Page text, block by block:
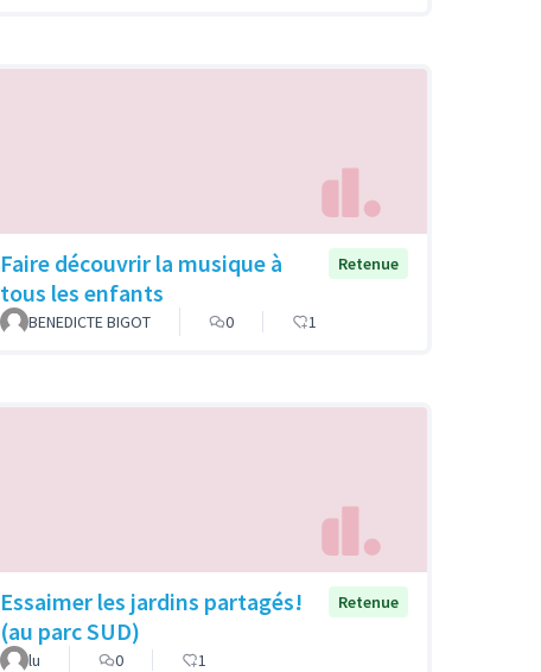
Faire découvrir la musique à
tous les enfants
Retenue
BENEDICTE BIGOT 0 1
Essaimer les jardins partagés!
(au parc SUD)
Retenue
lu 0 1